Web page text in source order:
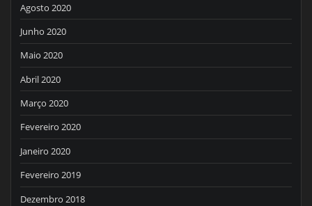
Agosto 2020
Junho 2020
Maio 2020
Abril 2020
Março 2020
Fevereiro 2020
Janeiro 2020
Fevereiro 2019
Dezembro 2018